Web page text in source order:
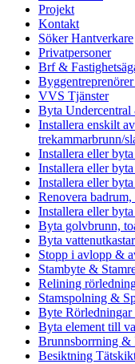
Projekt
Kontakt
Söker Hantverkare
Privatpersoner
Brf &
VVS Tjänster
Byta
Installera enskilt
trekammarbrunn/
Installera eller
Installera eller
Installera eller
Renovera
Installera eller
Byta golvbrunn,
Byta
Stopp i avlopp &
Stambyte &
Relining
Stamspolning &
Byte
Byta element till
Brunnsborrning &
Besiktning